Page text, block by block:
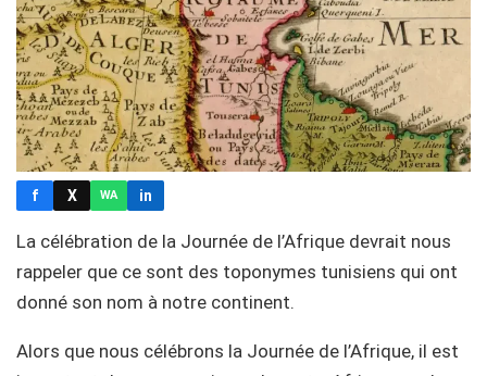
f X WA in
La célébration de la Journée de l’Afrique devrait nous
rappeler que ce sont des toponymes tunisiens qui ont
donné son nom à notre continent.
Alors que nous célébrons la Journée de l’Afrique, il est